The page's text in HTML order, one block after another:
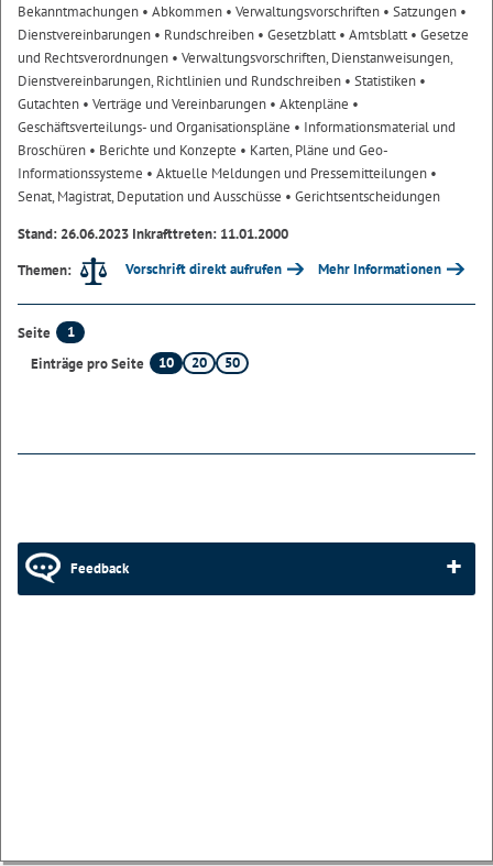
Bekanntmachungen • Abkommen • Verwaltungsvorschriften • Satzungen •
Dienstvereinbarungen • Rundschreiben • Gesetzblatt• Amtsblatt• Gesetze
und Rechtsverordnungen • Verwaltungsvorschriften, Dienstanweisungen,
Dienstvereinbarungen, Richtlinien und Rundschreiben • Statistiken •
Gutachten • Verträge und Vereinbarungen • Aktenpläne •
Geschäftsverteilungs- und Organisationspläne • Informationsmaterial und
Broschüren • Berichte und Konzepte • Karten, Pläne und Geo-
Informationssysteme • Aktuelle Meldungen und Pressemitteilungen •
Senat, Magistrat, Deputation und Ausschüsse • Gerichtsentscheidungen
Stand: 26.06.2023 Inkrafttreten: 11.01.2000
Themen:
Vorschrift direkt aufrufen Mehr Informationen
Seite
1
Einträge pro Seite
10 20 50
Feedback